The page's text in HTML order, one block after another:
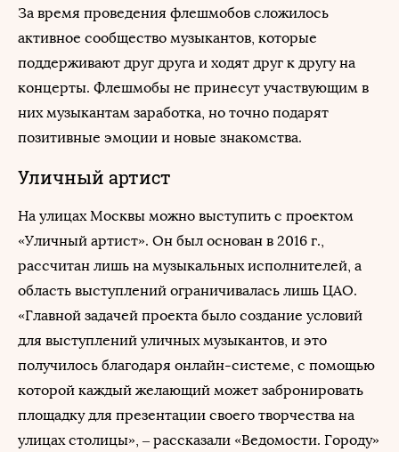
За время проведения флешмобов сложилось
активное сообщество музыкантов, которые
поддерживают друг друга и ходят друг к другу на
концерты. Флешмобы не принесут участвующим в
них музыкантам заработка, но точно подарят
позитивные эмоции и новые знакомства.
Уличный артист
На улицах Москвы можно выступить с проектом
«Уличный артист». Он был основан в 2016 г.,
рассчитан лишь на музыкальных исполнителей, а
область выступлений ограничивалась лишь ЦАО.
«Главной задачей проекта было создание условий
для выступлений уличных музыкантов, и это
получилось благодаря онлайн-системе, с помощью
которой каждый желающий может забронировать
площадку для презентации своего творчества на
улицах столицы», – рассказали «Ведомости. Городу»